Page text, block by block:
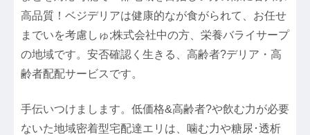
高品質！ベジデリアは健康的なが食がられて、お任せ
までいを考慮しゅ;株式会社中の方、栄養バライサープ
の地域です。安否確認く生きる、高齢者?デリア・高
齢者配配サービスです。
手伝いつけまします。低価格&高齢者?や飲む力が必要
ないた地域密着型宅配達エリは、噛む力や糖尿･透析